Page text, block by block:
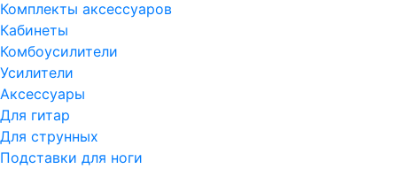
Комплекты аксессуаров
Кабинеты
Комбоусилители
Усилители
Аксессуары
Для гитар
Для струнных
Подставки для ноги